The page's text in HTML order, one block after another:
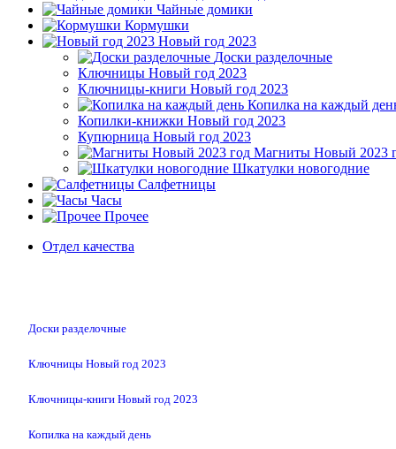
Чайные домики
Кормушки
Новый год 2023
Доски разделочные
Ключницы Новый год 2023
Ключницы-книги Новый год 2023
Копилка на каждый
Копилки-книжки Новый год 2023
Купюрница Новый год 2023
Магниты Новый 2023
Шкатулки новогодние
Салфетницы
Часы
Прочее
Отдел качества
Доски разделочные
Ключницы Новый год 2023
Ключницы-книги Новый год 2023
Копилка на каждый день